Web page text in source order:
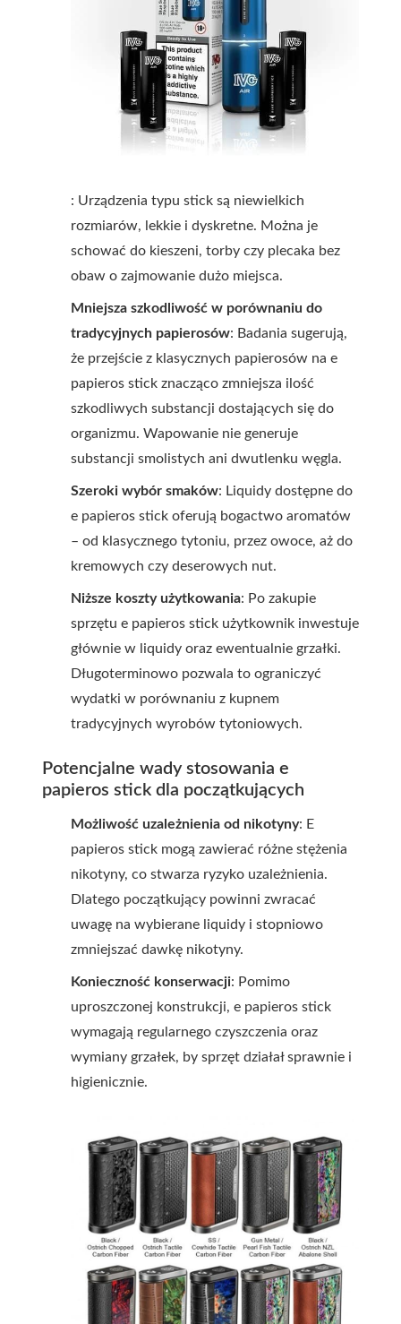
: Urządzenia typu stick są niewielkich
rozmiarów, lekkie i dyskretne. Można je
schować do kieszeni, torby czy plecaka bez
obaw o zajmowanie dużo miejsca.
Mniejsza szkodliwość w porównaniu do
tradycyjnych papierosów: Badania sugerują,
że przejście z klasycznych papierosów na e
papieros stick znacząco zmniejsza ilość
szkodliwych substancji dostających się do
organizmu. Wapowanie nie generuje
substancji smolistych ani dwutlenku węgla.
Szeroki wybór smaków: Liquidy dostępne do
e papieros stick oferują bogactwo aromatów
– od klasycznego tytoniu, przez owoce, aż do
kremowych czy deserowych nut.
Niższe koszty użytkowania: Po zakupie
sprzętu e papieros stick użytkownik inwestuje
głównie w liquidy oraz ewentualnie grzałki.
Długoterminowo pozwala to ograniczyć
wydatki w porównaniu z kupnem
tradycyjnych wyrobów tytoniowych.
Potencjalne wady stosowania e
papieros stick dla początkujących
Możliwość uzależnienia od nikotyny: E
papieros stick mogą zawierać różne stężenia
nikotyny, co stwarza ryzyko uzależnienia.
Dlatego początkujący powinni zwracać
uwagę na wybierane liquidy i stopniowo
zmniejszać dawkę nikotyny.
Konieczność konserwacji: Pomimo
uproszczonej konstrukcji, e papieros stick
wymagają regularnego czyszczenia oraz
wymiany grzałek, by sprzęt działał sprawnie i
higienicznie.